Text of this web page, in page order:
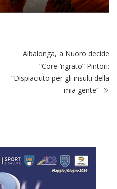
Albalonga, a Nuoro decide
“Core ‘ngrato” Pintori:
“Dispiaciuto per gli insulti della
mia gente”